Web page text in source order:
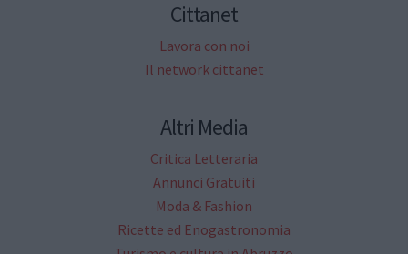
Cittanet
Lavora con noi
Il network cittanet
Altri Media
Critica Letteraria
Annunci Gratuiti
Moda & Fashion
Ricette ed Enogastronomia